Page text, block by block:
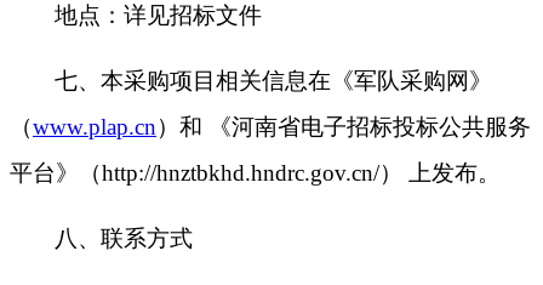
地点：详见招标文件
七、 本采购项目相关信息在《军队采购网》
（www.plap.cn） 和
《河南省电子招标投标公共服务
平台》
（http://hnztbkhd.hndrc.gov.cn/） 上发布。
八 、联系方式